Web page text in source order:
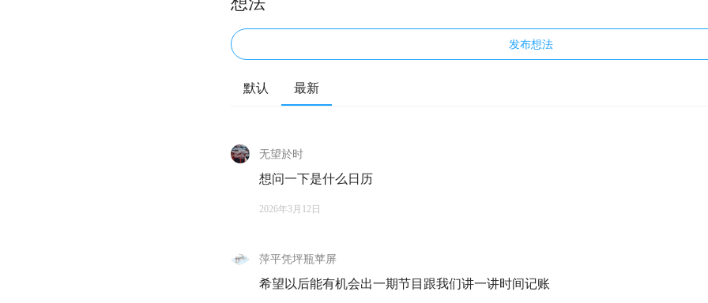
发布想法
默认 最新
无望於时
想问一下是什么日历
2026年3月12日
萍平凭坪瓶苹屏
希望以后能有机会出一期节目跟我们讲一讲时间记账